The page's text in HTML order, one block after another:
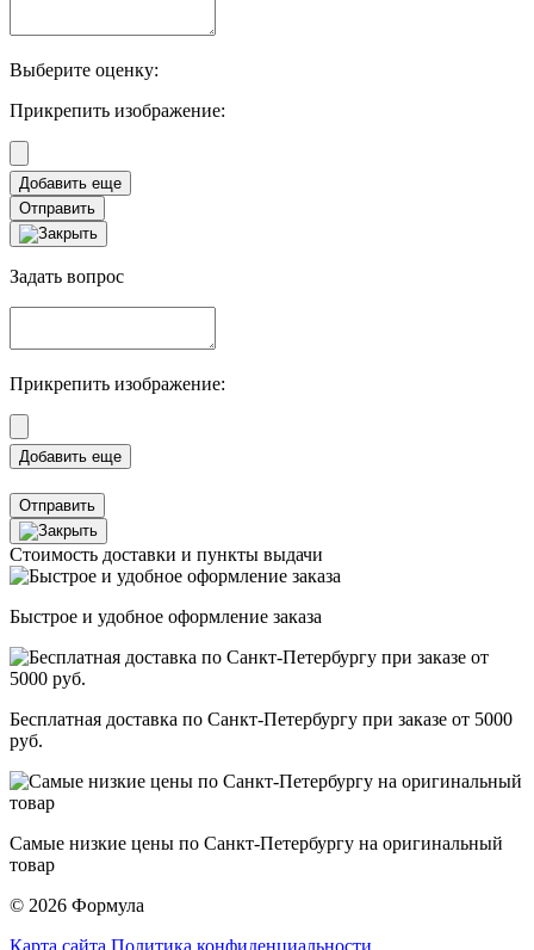
Выберите оценку:
Прикрепить изображение:
Отправить
Задать вопрос
Прикрепить изображение:
Отправить
Стоимость доставки и пункты выдачи
Быстрое и удобное оформление заказа
Бесплатная доставка по Санкт-Петербургу при заказе от 5000
руб.
Самые низкие цены по Санкт-Петербургу на оригинальный
товар
© 2026 Формула